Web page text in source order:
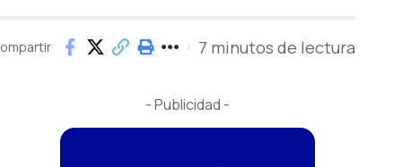
7 minutos de lectura
- Publicidad -